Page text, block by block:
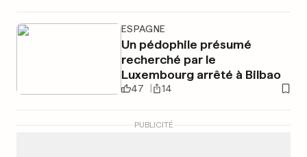
ESPAGNE
Un pédophile présumé
recherché par le
Luxembourg arrêté à Bilbao
47 14
PUBLICITÉ